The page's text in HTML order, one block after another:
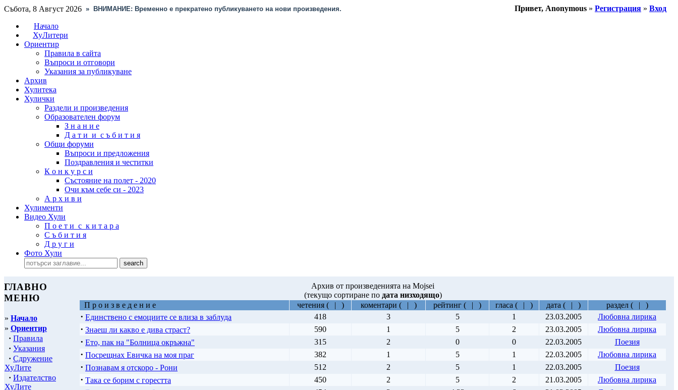
Събота, 8 Август 2026 » ВНИМАНИЕ: Временно е прекратено публикуването на нови произведения. Привет, Anonymous » Регистрация » Вход
Начало
ХуЛитери
Ориентир
Правила в сайта
Въпроси и отговори
Указания за публикуване
Архив
Хулитека
Хулички
Раздели и произведения
Образователен форум
З н а н и е
Д а т и и с ъ б и т и я
Общи форуми
Въпроси и предложения
Поздравления и честитки
К о н к у р с и
Състояние на полет - 2020
Очи към себе си - 2023
А р х и в и
Хулименти
Видео Хули
П о е т и с к и т а р а
С ъ б и т и я
Д р у г и
Фото Хули
ГЛАВНО
МЕНЮ
» Начало
» Ориентир
· Правила
· Указания
· Сдружение
ХуЛите
· Издателство
ХуЛите
Архив от произведенията на Mojsei
(текущо сортиране по дата низходящо)
П р о и з в е д е н и е
четения( | ) коментари ( | ) рейтинг ( | ) гласа ( | ) дата ( | ) раздел( | )
· Единствено с емоциите се влиза в заблуда 418 3 5 1 23.03.2005 Любовна лирика
· Знаеш ли какво е дива страст? 590 1 5 2 23.03.2005 Любовна лирика
· Ето, пак на "Болница окръжна" 315 2 0 0 22.03.2005 Поезия
· Посрещнах Евичка на моя праг 382 1 5 1 22.03.2005 Любовна лирика
· Познавам я отскоро - Рони 512 2 5 1 22.03.2005 Поезия
· Така се борим с горестта 450 2 5 2 21.03.2005 Любовна лирика